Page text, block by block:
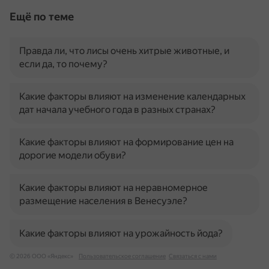
Ещё по теме
Правда ли, что лисы очень хитрые животные, и
если да, то почему?
Какие факторы влияют на изменение календарных
дат начала учебного года в разных странах?
Какие факторы влияют на формирование цен на
дорогие модели обуви?
Какие факторы влияют на неравномерное
размещение населения в Венесуэле?
Какие факторы влияют на урожайность йода?
© 2026 ООО «Яндекс» Пользовательское соглашение Связаться с нами